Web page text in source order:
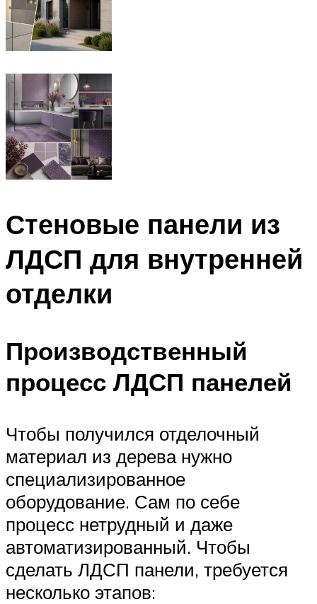
Стеновые панели из
ЛДСП для внутренней
отделки
Производственный
процесс ЛДСП панелей
Чтобы получился отделочный
материал из дерева нужно
специализированное
оборудование. Сам по себе
процесс нетрудный и даже
автоматизированный. Чтобы
сделать ЛДСП панели, требуется
несколько этапов: